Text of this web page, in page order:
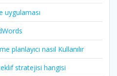
uygulaması
planlayıcı nasıl Kullanılır
stratejisi hangisi